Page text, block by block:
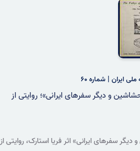
مرتبط با آن را در دوره‌های مختلف
ایران | شماره ۶۰
و دیگر سفرهای ایرانی»؛ روایتی از
سفرهای ایرانی» اثر فریا استارک، روایتی از